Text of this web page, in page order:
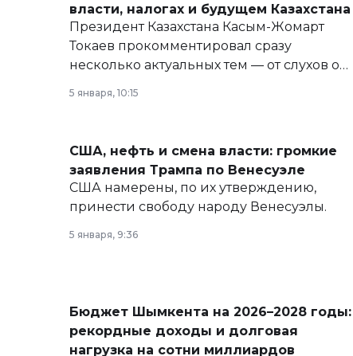
власти, налогах и будущем Казахстана
Президент Казахстана Касым-Жомарт
Токаев прокомментировал сразу
несколько актуальных тем — от слухов о
армии, экономики и личного здоровья.
5 января, 10:15
США, нефть и смена власти: громкие
заявления Трампа по Венесуэле
США намерены, по их утверждению,
принести свободу народу Венесуэлы.
5 января, 9:36
Бюджет Шымкента на 2026–2028 годы:
рекордные доходы и долговая
нагрузка на сотни миллиардов